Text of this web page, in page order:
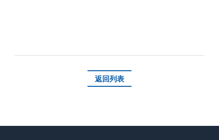
返回列表